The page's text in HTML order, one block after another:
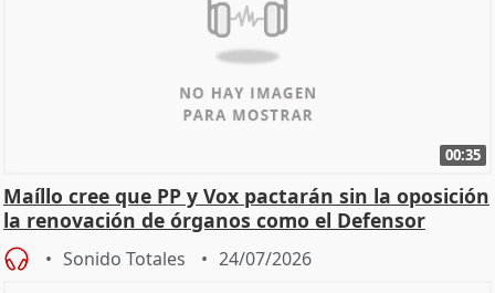
00:35
Maíllo cree que PP y Vox pactarán sin la oposición
la renovación de órganos como el Defensor
Sonido Totales 24/07/2026